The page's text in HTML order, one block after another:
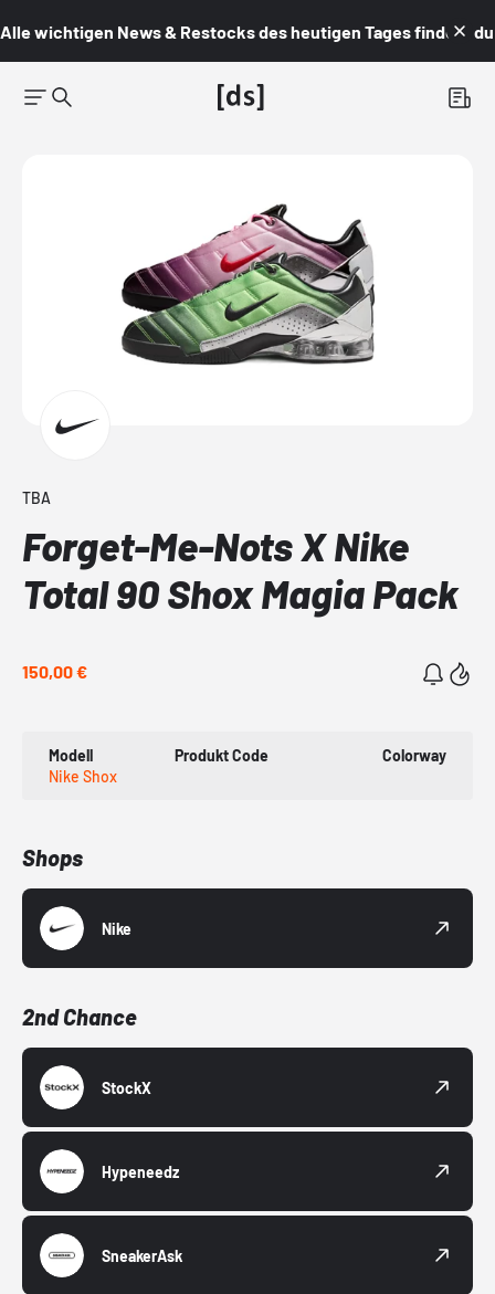
Alle wichtigen News & Restocks des heutigen Tages findest du
TBA
Forget-Me-Nots X Nike
Total 90 Shox Magia Pack
150,00 €
Modell
Nike Shox
Produkt Code Colorway
Shops
Nike
2nd Chance
StockX
Hypeneedz
SneakerAsk